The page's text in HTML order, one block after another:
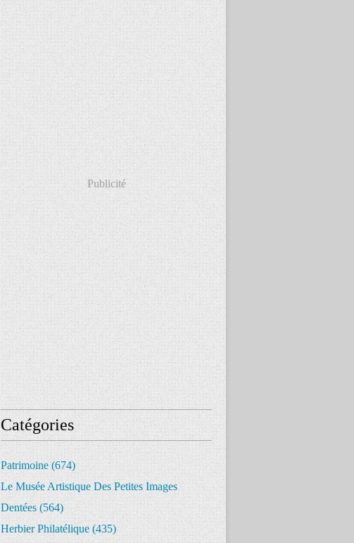
Publicité
Catégories
Patrimoine(674)
Le Musée Artistique Des Petites Images
Dentées(564)
Herbier Philatélique(435)